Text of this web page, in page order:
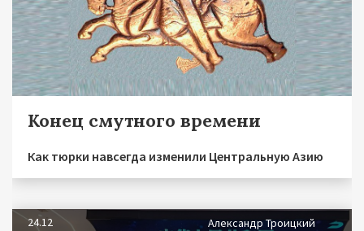
Конец смутного времени
Как тюрки навсегда изменили Центральную Азию
24.12 Александр Троицкий